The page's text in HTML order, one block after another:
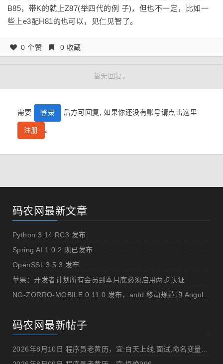
B85，带K的就上Z87(举四代的例 子)，但也不一定，比如一
些上e3配H81的也可以，见仁见智了。
0 个赞 0 收藏
暂无回复。
需要 登录 后方可回复, 如果你还没有账号请点击这里
注册 。
码农网最新文章
Python 3.14 RC3 发布
Spring AI 1.0.2 现已发布
OpenSSL 3.5.3 发布
苹果：开发者计划所有会员到本月底必须启用两步认证
码农网最新帖子